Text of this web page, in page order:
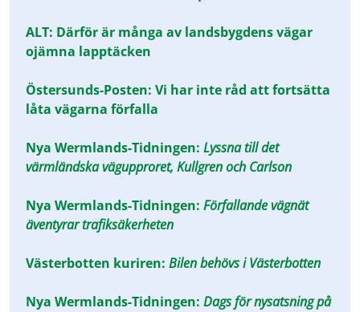
ALT: Därför är många av landsbygdens vägar
ojämna lapptäcken
Östersunds-Posten: Vi har inte råd att fortsätta
låta vägarna förfalla
Nya Wermlands-Tidningen: Lyssna till det
värmländska vägupproret, Kullgren och Carlson
Nya Wermlands-Tidningen: Förfallande vägnät
äventyrar trafiksäkerheten
Västerbotten kuriren: Bilen behövs i Västerbotten
Nya Wermlands-Tidningen: Dags för nysatsning på